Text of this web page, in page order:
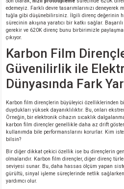
edemeyiz. Farklı devre tasarımlarınızı
tuğla gibi düşünebilirsiniz. İlgili direnç değerinin
sürecinin akışına yaratıcı bir katkı sağlar.
gerekir ve 620K direnç bunu birbirimizle
çıkıyor.
Karbon Film
Güvenilirlik ile
Dünyasında Fark
Karbon film dirençlerin büyüleyici özelliklerinden
duydukları yüksek dayanıklılıktır. Bu, onları
Örneğin, bir elektronik cihazın sıcaklık
karbon film dirençler genellikle daha az drift
kullanımda bile performanslarını korurlar. Kim
bilsin?
Bir diğer dikkat çekici özellik ise bu dirençlerin
olmalarıdır. Karbon film dirençler, diğer direnç
seviyesi sunar. Bu, daha hassas ölçüm yapan
gürültü, sinyal işleme süreçlerinde netlik
yardımcı olur.